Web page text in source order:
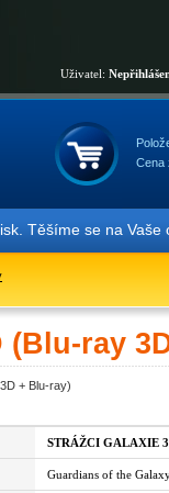
Uživatel:
Cena
Vaše objednávky a
(Blu-ray
+ Blu-ray)
STRÁŽCI GALAXIE
Guardians of the